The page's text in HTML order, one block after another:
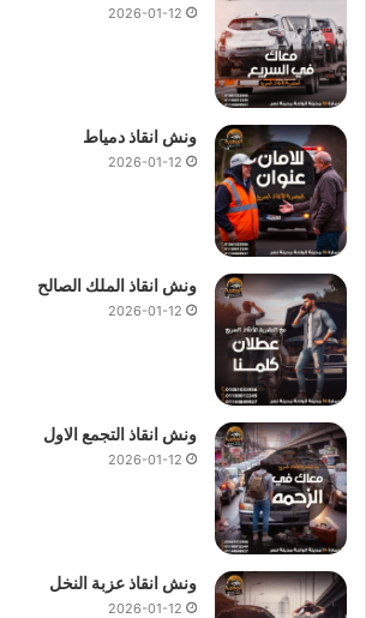
2026-01-12
ونش انقاذ دمياط
2026-01-12
ونش انقاذ الملك الصالح
2026-01-12
ونش انقاذ التجمع الاول
2026-01-12
ونش انقاذ عزبة النخل
2026-01-12